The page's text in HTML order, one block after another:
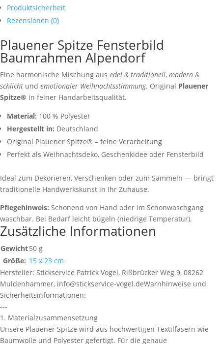
Alpendorf
Produktsicherheit
Rezensionen (0)
Plauener Spitze Fensterbild
Baumrahmen Alpendorf
Eine harmonische Mischung aus edel & traditionell, modern &
schlicht und emotionaler Weihnachtsstimmung. Original Plauener
Spitze® in feiner Handarbeitsqualität.
Material: 100 % Polyester
Hergestellt in: Deutschland
Original Plauener Spitze® – feine Verarbeitung
Perfekt als Weihnachtsdeko, Geschenkidee oder Fensterbild
Ideal zum Dekorieren, Verschenken oder zum Sammeln — bringt
traditionelle Handwerkskunst in Ihr Zuhause.
Pflegehinweis: Schonend von Hand oder im Schonwaschgang
waschbar. Bei Bedarf leicht bügeln (niedrige Temperatur).
Zusätzliche Informationen
Gewicht50 g
Größe: 15 x 23 cm
Hersteller: Stickservice Patrick Vogel, Rißbrücker Weg 9, 08262
Muldenhammer, info@stickservice-vogel.deWarnhinweise und
Sicherheitsinformationen:
---
1. Materialzusammensetzung
Unsere Plauener Spitze wird aus hochwertigen Textilfasern wie
Baumwolle und Polyester gefertigt. Für die genaue